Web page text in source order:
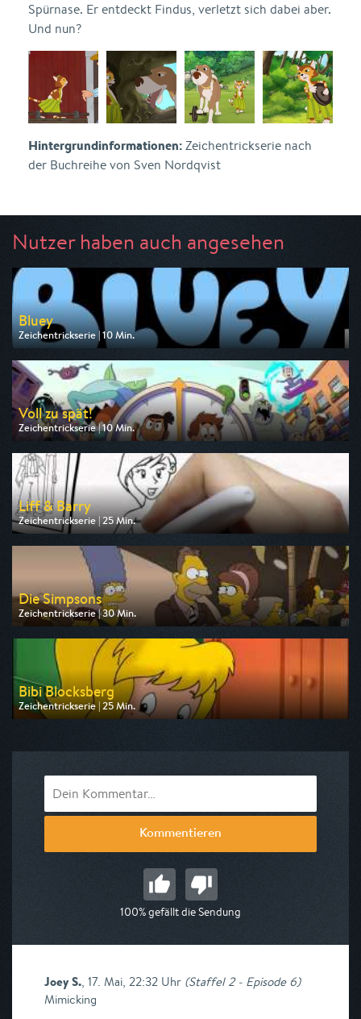
Spürnase. Er entdeckt Findus, verletzt sich dabei aber.
Und nun?
Hintergrundinformationen:Zeichentrickserie nach
der Buchreihe von Sven Nordqvist
Nutzer haben auch angesehen
Bluey
Zeichentrickserie | 10 Min.
Ausgestrahlt von Disney Channel
am 09.08.2026, 17:10
Voll zu spät!
Zeichentrickserie | 10 Min.
Ausgestrahlt von Super RTL
am 09.08.2026, 17:05
Liff & Barry
Zeichentrickserie | 25 Min.
Ausgestrahlt von Disney Channel
am 10.08.2026, 14:45
Die Simpsons
Zeichentrickserie | 30 Min.
Ausgestrahlt von Pro 7
am 10.08.2026, 18:10
Bibi Blocksberg
Zeichentrickserie | 25 Min.
Ausgestrahlt von ZDF
Kommentieren
100% gefällt die Sendung
Joey S., 17. Mai, 22:32 Uhr (Staffel 2 - Episode 6)
Mimicking